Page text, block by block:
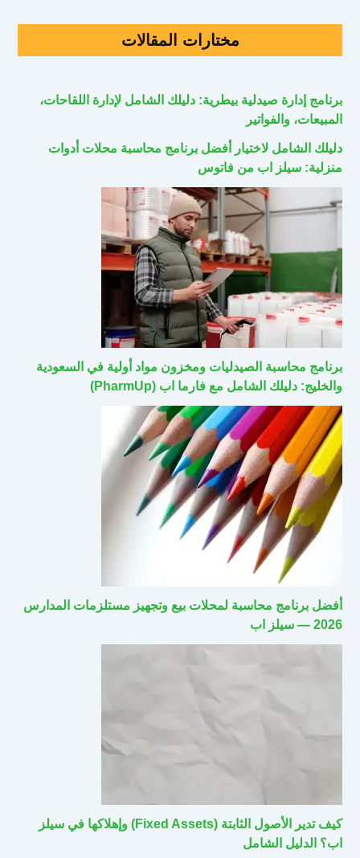
مختارات المقالات
برنامج إدارة صيدلية بيطرية: دليلك الشامل لإدارة اللقاحات،
المبيعات، والفواتير
دليلك الشامل لاختيار أفضل برنامج محاسبة محلات أدوات
منزلية: سيلز اب من فاتوس
برنامج محاسبة الصيدليات ومخزون مواد أولية في السعودية
والخليج: دليلك الشامل مع فارما اب (PharmUp)
أفضل برنامج محاسبة لمحلات بيع وتجهيز مستلزمات المدارس
2026 — سيلز اب
كيف تدير الأصول الثابتة (Fixed Assets) وإهلاكها في سيلز
اب؟ الدليل الشامل